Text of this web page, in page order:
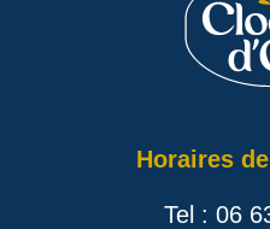
Horaires
Tel : 06